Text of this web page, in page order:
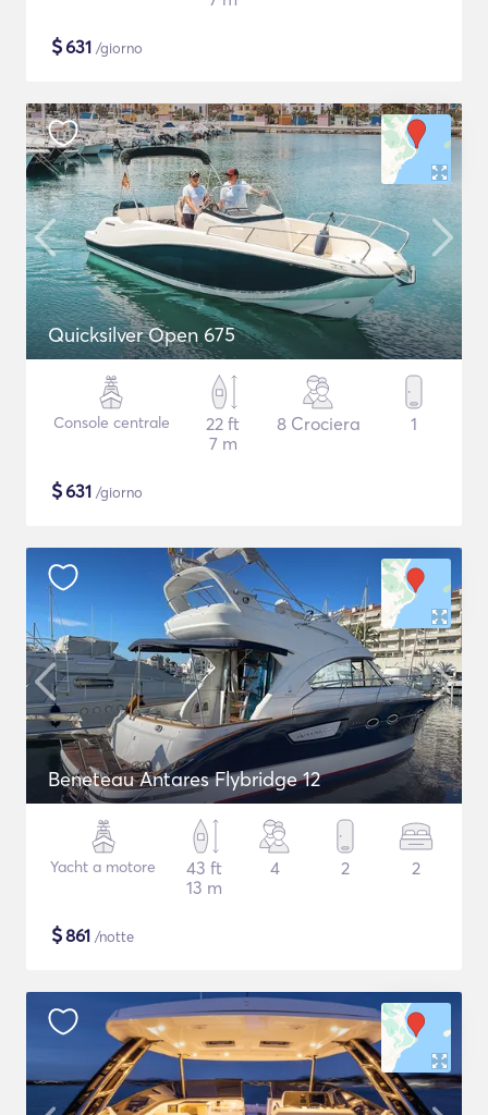
$631 /giorno
Quicksilver Open 675
Console centrale
22 ft
7 m
8 Crociera 1
$631 /giorno
Beneteau Antares Flybridge 12
Yacht a motore
43 ft
13 m
4 2 2
$861 /notte